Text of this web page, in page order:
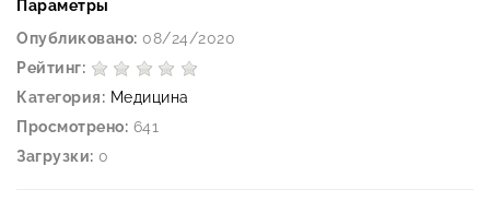
Параметры
Опубликовано: 08/24/2020
Рейтинг:
Категория: Медицина
Просмотрено: 641
Загрузки: 0